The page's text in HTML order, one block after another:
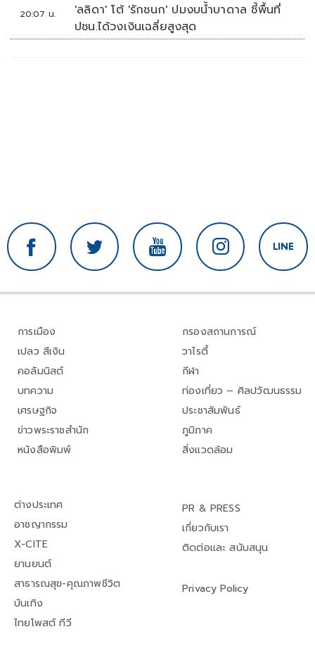
20:07 น.
'ลลิดา' โต้ 'รักชนก' ปมงบน้ำบาดาล ชี้พื้นที่
ปชน.ได้วงเงินเฉลี่ยสูงสุด
การเมือง
เปลว สีเงิน
คอลัมนิสต์
บทความ
เศรษฐกิจ
ข่าวพระราชสำนัก
หนังสือพิมพ์
กรองสถานการณ์
วาไรตี้
กีฬา
ท่องเที่ยว – ศิลปวัฒนธรรม
ประชาสัมพันธ์
ภูมิภาค
สิ่งแวดล้อม
ต่างประเทศ
อาชญากรรม
X-CITE
ยานยนต์
สาธารณสุข-คุณภาพชีวิต
บันเทิง
ไทยโพสต์ ทีวี
PR & PRESS
เกี่ยวกับเรา
ติดต่อและ สนับสนุน
Privacy Policy